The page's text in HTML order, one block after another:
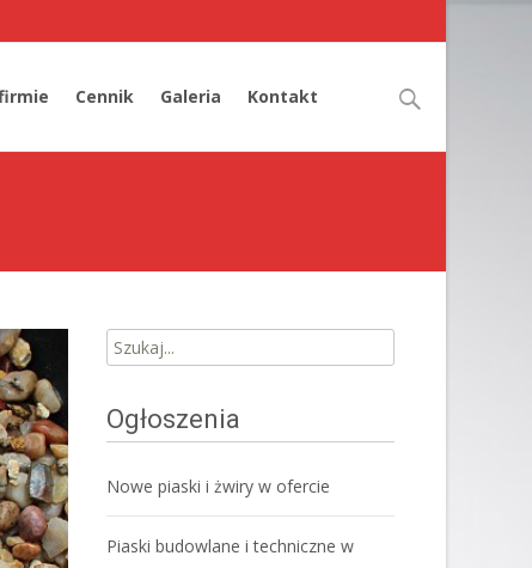
Cennik Galeria Kontakt Szukaj:
Szukaj:
Ogłoszenia
Nowe piaski i żwiry w ofercie
Piaski budowlane i techniczne w